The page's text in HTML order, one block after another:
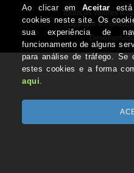
Todos os valores
Copyright ©